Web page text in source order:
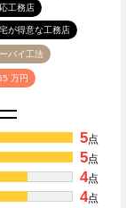
工務店
が得意な工務店
バイ工法
万円
5点
5点
4点
4点